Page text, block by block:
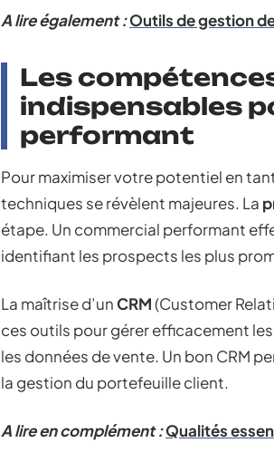
A lire également :Outils de gestion
Les
indispensables
performant
Pour maximiser votre potentiel en
techniques se révèlent majeures. La
étape. Un commercial performant
identifiant les prospects les plus
La maîtrise d’unCRM(Customer
ces outils pour gérer efficacement
les données de vente. Un bon CRM
la gestion du portefeuille client.
A lire en complément :Qualités